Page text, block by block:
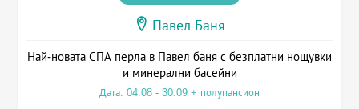
Павел Баня
Най-новата СПА перла в Павел баня с безплатни нощувки
и минерални басейни
Дата: 04.08 - 30.09 + полупансион